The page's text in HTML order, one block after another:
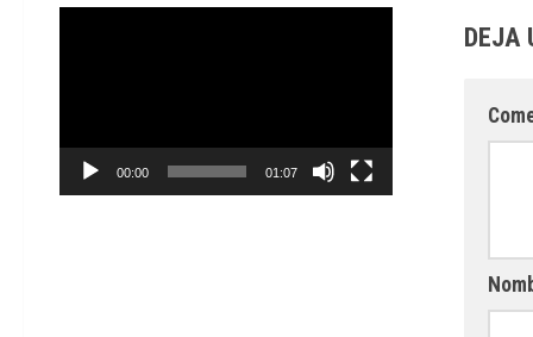
DEJA
00:00 01:07